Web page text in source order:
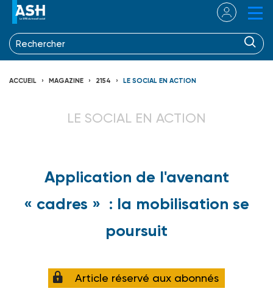
ACCUEIL MAGAZINE 2154 LE SOCIAL EN ACTION
LE SOCIAL EN ACTION
Application de l'avenant
« cadres » : la mobilisation se
poursuit
Article réservé aux abonnés